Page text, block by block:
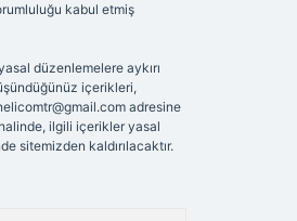
kabul etmiş
düzenlemelere aykırı
içerikleri,
adresine
ilgili içerikler yasal
sitemizden kaldırılacaktır.